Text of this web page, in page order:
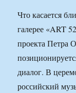
Что касается
галерее «ART
проекта Петра
диалог. В
российский